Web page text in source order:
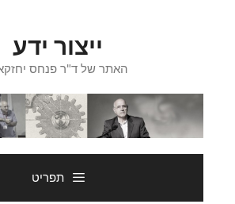
ייצור ידע
האתר של ד"ר פנחס
תפריט